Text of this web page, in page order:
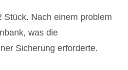
Stück. Nach einem problem
was die
Sicherung erforderte.